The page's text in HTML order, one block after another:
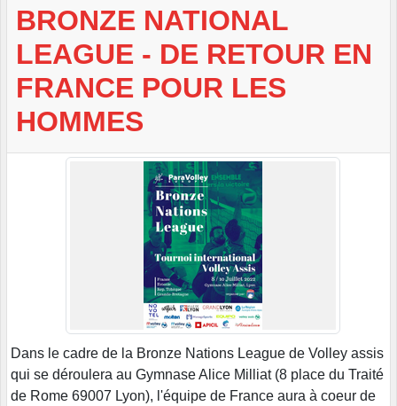
BRONZE NATIONAL
LEAGUE - DE RETOUR EN
FRANCE POUR LES
HOMMES
Dans le cadre de la Bronze Nations League de Volley assis
qui se déroulera au Gymnase Alice Milliat (8 place du Traité
de Rome 69007 Lyon), l'équipe de France aura à coeur de